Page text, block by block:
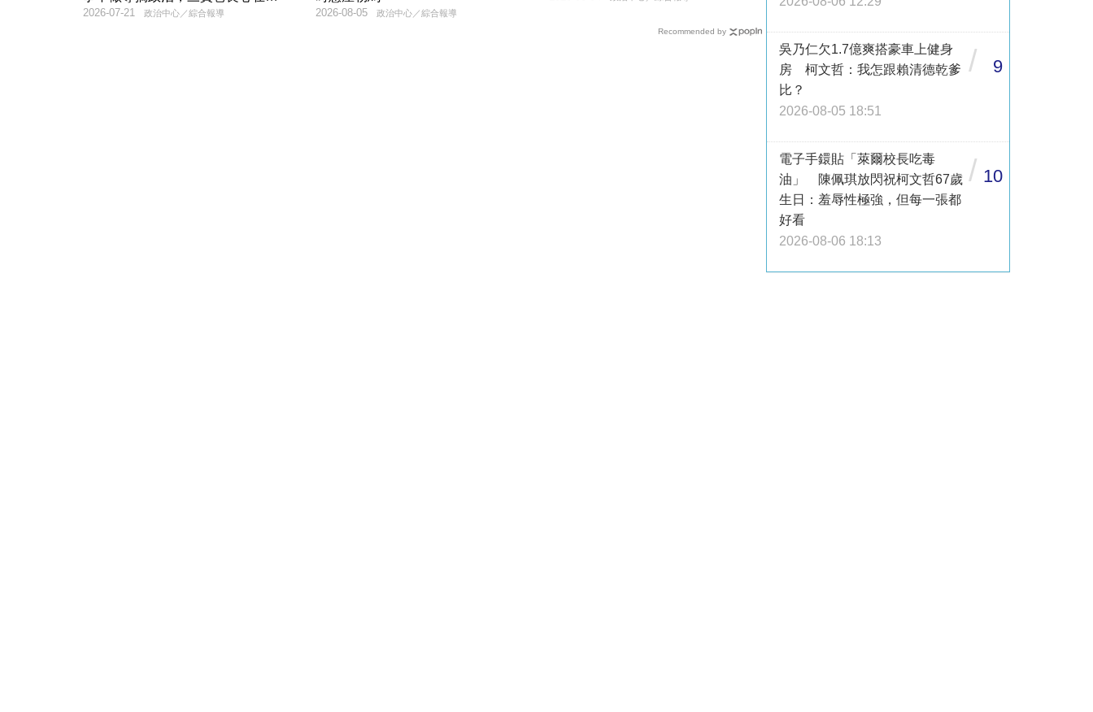
哪？
政治中心／綜合報導
2026-07-21 政治中心／綜合報導
2026-08-05
Recommended by
吳乃仁欠1.7億爽搭豪車上健身
房 柯文哲：我怎跟賴清德乾爹
比？
2026-08-05 18:51
/ 9
電子手鐶貼「萊爾校長吃毒
油」 陳佩琪放閃祝柯文哲67歲
生日：羞辱性極強，但每一張都
好看
2026-08-06 18:13
/ 10